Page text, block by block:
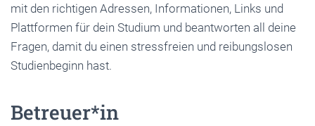
mit den richtigen Adressen, Informationen, Links und
Plattformen für dein Studium und beantworten all deine
Fragen, damit du einen stressfreien und reibungslosen
Studienbeginn hast.
Betreuer*in